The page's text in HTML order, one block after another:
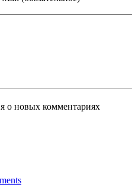
о новых комментариях